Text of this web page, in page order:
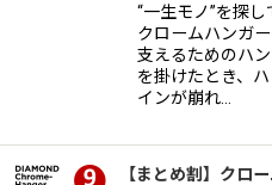
“一生モノ”を探
クロームハンガ
支えるためのハ
を掛けたとき、
インが崩れ…
【まとめ割】クロ